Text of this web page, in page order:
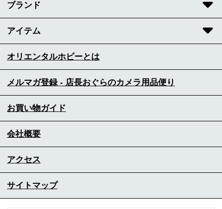
ブランド
アイテム
オリエンタルホビーとは
メルマガ登録 - 店長おぐらのカメラ用品便り
お買い物ガイド
会社概要
アクセス
サイトマップ